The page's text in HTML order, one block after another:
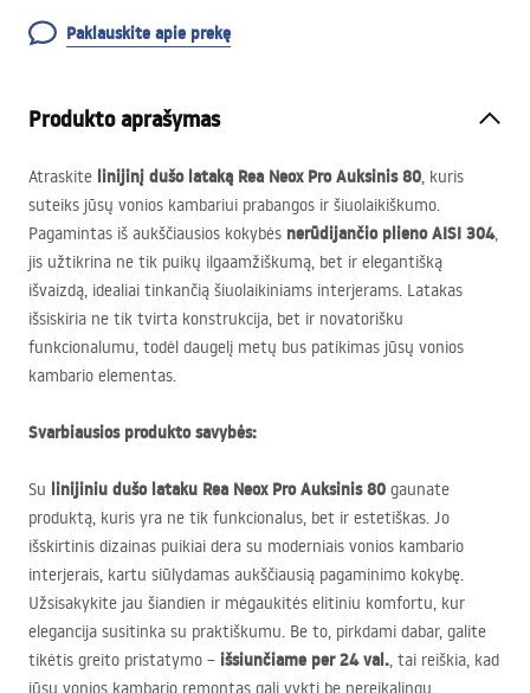
Paklauskite apie prekę
Produkto aprašymas
Atraskite linijinį dušo lataką Rea Neox Pro Auksinis 80, kuris
suteiks jūsų vonios kambariui prabangos ir šiuolaikiškumo.
Pagamintas iš aukščiausios kokybės nerūdijančio plienoAISI 304,
jis užtikrina ne tik puikų ilgaamžiškumą, bet ir elegantišką
išvaizdą, idealiai tinkančią šiuolaikiniams interjerams. Latakas
išsiskiria ne tik tvirta konstrukcija, bet ir novatorišku
funkcionalumu, todėl daugelį metų bus patikimas jūsų vonios
kambario elementas.
Svarbiausios produkto savybės:
Su linijiniu dušo lataku Rea Neox Pro Auksinis 80 gaunate
produktą, kuris yra ne tik funkcionalus, bet ir estetiškas. Jo
išskirtinis dizainas puikiai dera su moderniais vonios kambario
interjerais, kartu siūlydamas aukščiausią pagaminimo kokybę.
Užsisakykite jau šiandien ir mėgaukitės elitiniu komfortu, kur
elegancija susitinka su praktiškumu. Be to, pirkdami dabar, galite
tikėtis greito pristatymo – išsiunčiame per 24 val., tai reiškia, kad
jūsų vonios kambario remontas gali vykti be nereikalingų